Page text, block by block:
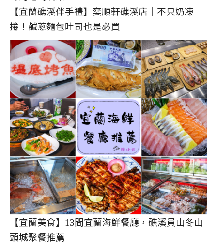
【宜蘭礁溪伴手禮】奕順軒礁溪店｜不只奶凍
捲！鹹蔥麵包吐司也是必買
【宜蘭美食】13間宜蘭海鮮餐廳，礁溪員山冬山
頭城聚餐推薦